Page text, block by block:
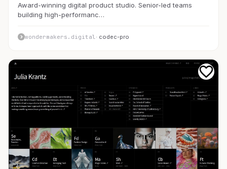
Award-winning digital product studio. Senior-led teams
building high-performanc…
wondermakers.digital · codec-pro